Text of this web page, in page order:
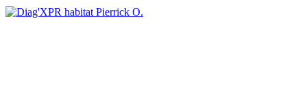
Pierrick O.